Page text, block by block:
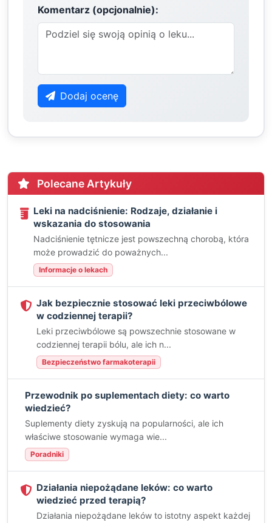
Komentarz (opcjonalnie):
Dodaj ocenę
Polecane Artykuły
Leki na nadciśnienie: Rodzaje, działanie i
wskazania do stosowania
Nadciśnienie tętnicze jest powszechną chorobą, która
może prowadzić do poważnych...
Informacje o lekach
Jak bezpiecznie stosować leki przeciwbólowe
w codziennej terapii?
Leki przeciwbólowe są powszechnie stosowane w
codziennej terapii bólu, ale ich n...
Bezpieczeństwo farmakoterapii
Przewodnik po suplementach diety: co warto
wiedzieć?
Suplementy diety zyskują na popularności, ale ich
właściwe stosowanie wymaga wie...
Poradniki
Działania niepożądane leków: co warto
wiedzieć przed terapią?
Działania niepożądane leków to istotny aspekt każdej